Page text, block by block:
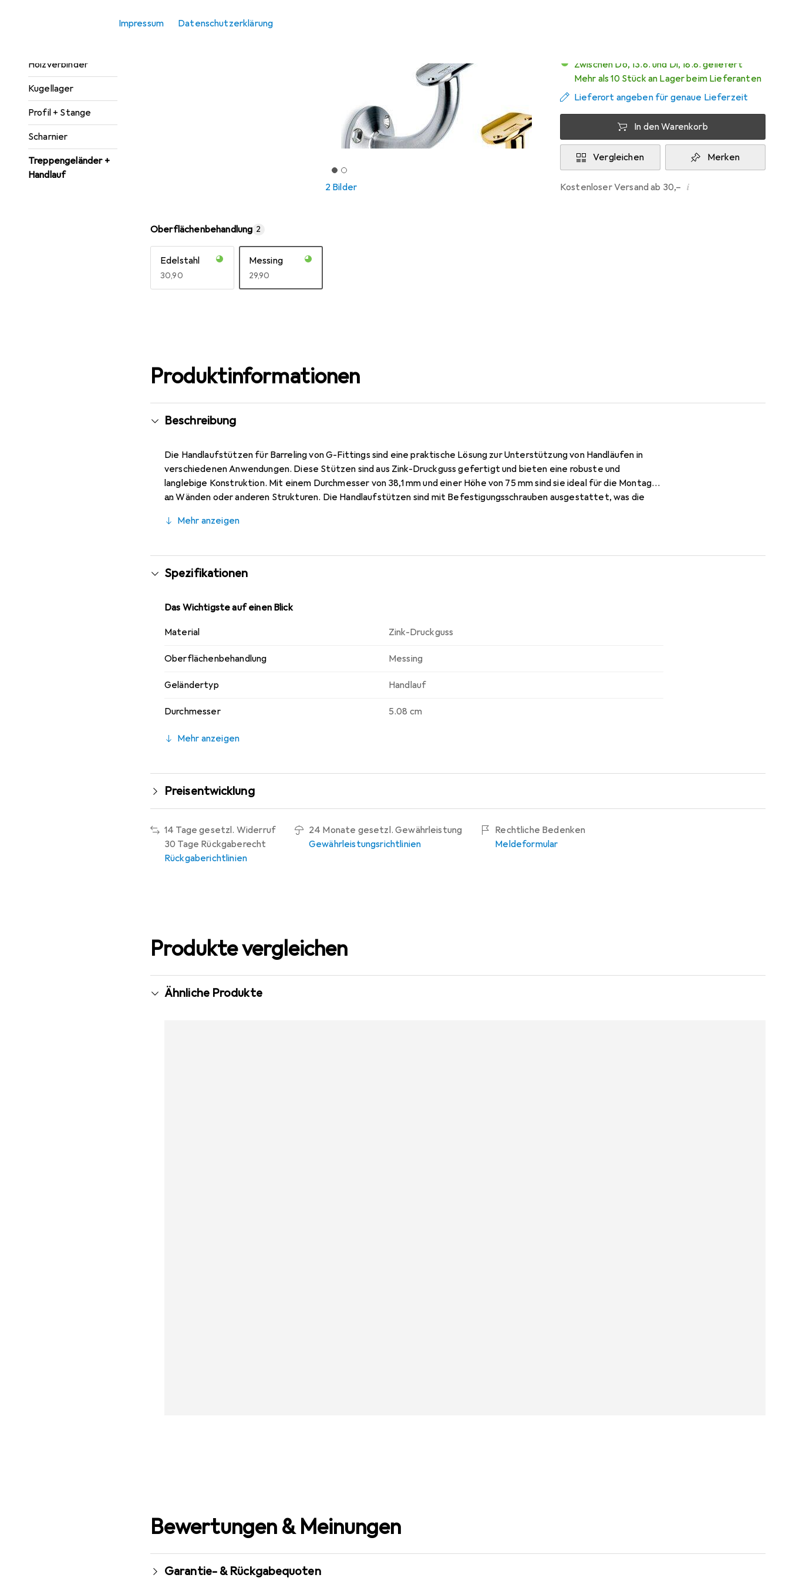
Impressum Datenschutzerklärung
Holzverbinder
Kugellager
Profil + Stange
Scharnier
Treppengeländer +
Handlauf
2 Bilder
Zwischen Do, 13.8. und Di, 18.8. geliefert
Mehr als 10 Stück an Lager beim Lieferanten
Lieferort angeben für genaue Lieferzeit
In den Warenkorb
Vergleichen Merken
Kostenloser Versand ab 30,– i
Oberflächenbehandlung 2
Edelstahl
EUR
30,90
Messing
EUR
29,90
Produktinformationen
Beschreibung
Die Handlaufstützen für Barreling von G-Fittings sind eine praktische Lösung zur Unterstützung von Handläufen in
verschiedenen Anwendungen. Diese Stützen sind aus Zink-Druckguss gefertigt und bieten eine robuste und
langlebige Konstruktion. Mit einem Durchmesser von 38,1 mm und einer Höhe von 75 mm sind sie ideal für die Montage
an Wänden oder anderen Strukturen. Die Handlaufstützen sind mit Befestigungsschrauben ausgestattet, was die
verschiedene Einrichtungsstile integrieren lässt. Diese Produkte sind besonders geeignet für den Einsatz in Wohn-
Mehr anzeigen
Spezifikationen
Das Wichtigste auf einen Blick
Material Zink-Druckguss
Oberflächenbehandlung Messing
Geländertyp Handlauf
Durchmesser 5.08 cm
Mehr anzeigen
Preisentwicklung
14 Tage gesetzl. Widerruf
30 Tage Rückgaberecht
Rückgaberichtlinien
24 Monate gesetzl. Gewährleistung
Gewährleistungsrichtlinien
Rechtliche Bedenken
Meldeformular
Produkte vergleichen
Ähnliche Produkte
Bewertungen & Meinungen
Garantie- & Rückgabequoten